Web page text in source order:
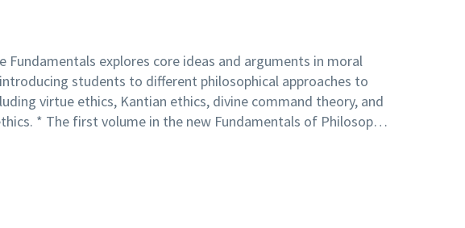
Fundamentals explores core ideas and arguments in moral
students to different philosophical approaches to
virtue ethics, Kantian ethics, divine command theory, and
* The first volume in the new Fundamentals of Philosophy